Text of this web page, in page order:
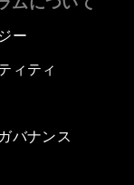
ー
ィティ
バナンス